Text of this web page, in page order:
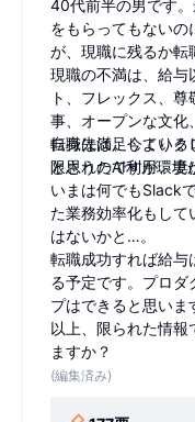
40代前半の男です
をもらってもないの
が、現職に残るか転
現職の不満は、給与
ト、フレックス、
事、オープンな文化
自身は満足している
と思うのですが、妻
転職先は、今よりク
限されたAI利用環境
いまは何でもSlack
た業務効率化もして
はないかと…。
転職成功すれば給与
る予定です。プロダ
プはできると思いま
以上、限られた情報
ますか？
(編集済み)